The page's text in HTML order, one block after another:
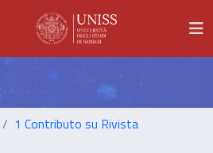
1 Contributo su Rivista